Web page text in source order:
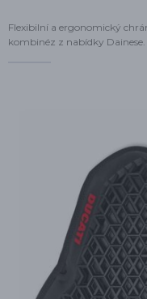
Flexibilní a ergonomický
kombinéz z nabídky Dainese.